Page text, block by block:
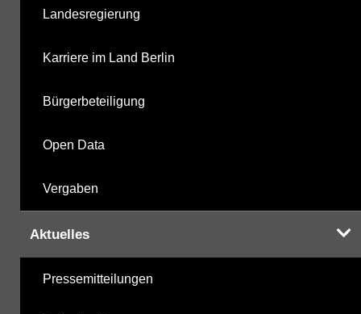
Landesregierung
Karriere im Land Berlin
Bürgerbeteiligung
Open Data
Vergaben
Aktuelles
Pressemitteilungen